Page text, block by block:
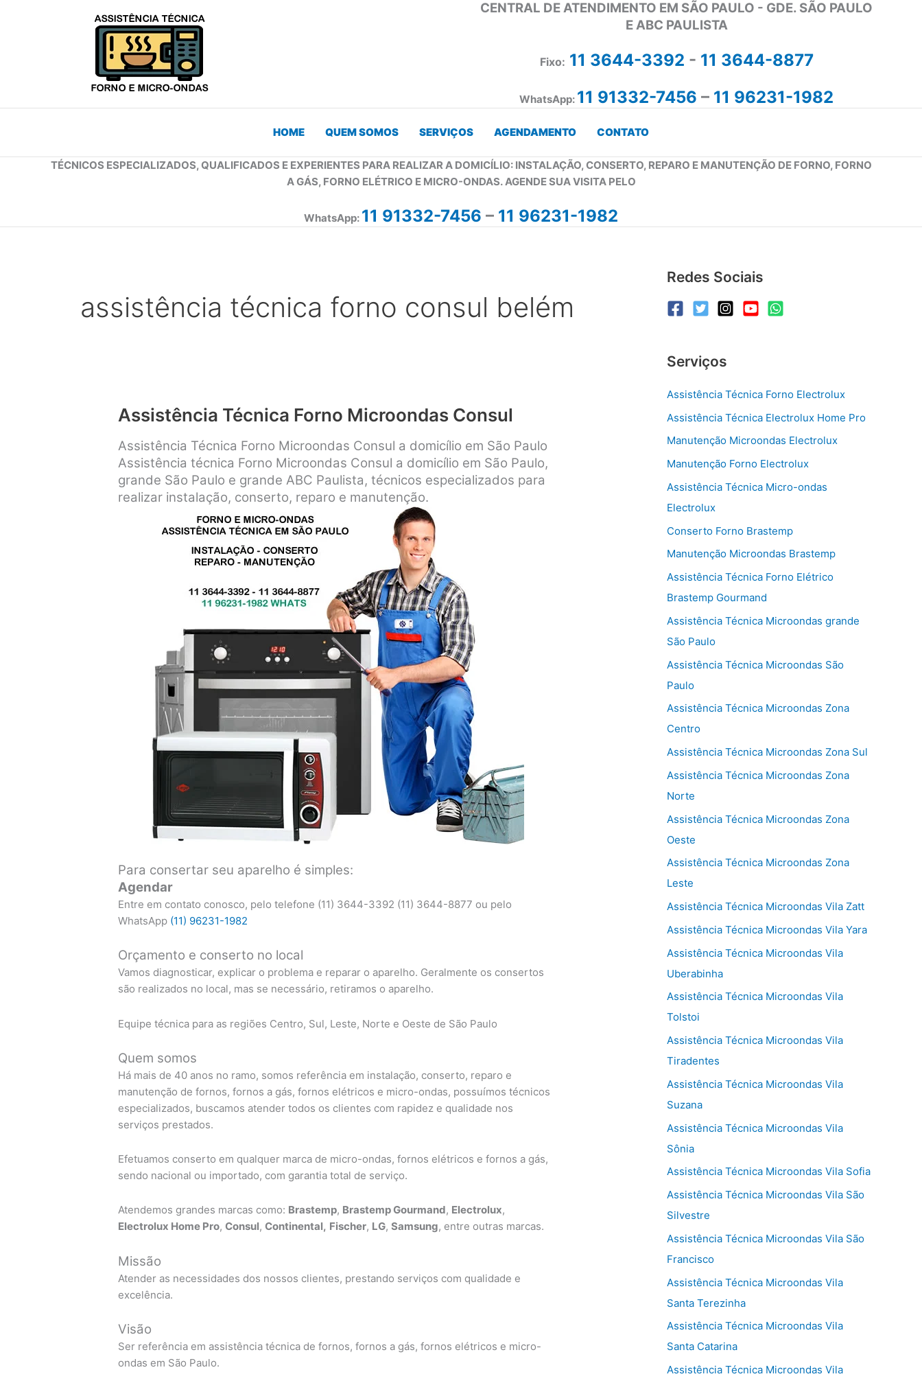
CENTRAL DE ATENDIMENTO EM SÃO PAULO - GDE. SÃO PAULO
E ABC PAULISTA
Fixo: 11 3644-3392 - 11 3644-8877
WhatsApp: 11 91332-7456 – 11 96231-1982
HOME QUEM SOMOS SERVIÇOS AGENDAMENTO CONTATO
TÉCNICOS ESPECIALIZADOS, QUALIFICADOS E EXPERIENTES PARA REALIZAR A DOMICÍLIO: INSTALAÇÃO, CONSERTO, REPARO E MANUTENÇÃO DE FORNO, FORNO
A GÁS, FORNO ELÉTRICO E MICRO-ONDAS. AGENDE SUA VISITA PELO
WhatsApp: 11 91332-7456 – 11 96231-1982
assistência técnica forno consul belém
Assistência Técnica Forno Microondas Consul
Assistência Técnica Forno Microondas Consul a domicílio em São Paulo
Assistência técnica Forno Microondas Consul a domicílio em São Paulo,
grande São Paulo e grande ABC Paulista, técnicos especializados para
realizar instalação, conserto, reparo e manutenção.
Para consertar seu aparelho é simples:
Agendar
Entre em contato conosco, pelo telefone (11) 3644-3392 (11) 3644-8877 ou pelo
WhatsApp (11) 96231-1982
Orçamento e conserto no local
Vamos diagnosticar, explicar o problema e reparar o aparelho. Geralmente os consertos
são realizados no local, mas se necessário, retiramos o aparelho.
Equipe técnica para as regiões Centro, Sul, Leste, Norte e Oeste de São Paulo
Quem somos
Há mais de 40 anos no ramo, somos referência em instalação, conserto, reparo e
manutenção de fornos, fornos a gás, fornos elétricos e micro-ondas, possuímos técnicos
especializados, buscamos atender todos os clientes com rapidez e qualidade nos
serviços prestados.
Efetuamos conserto em qualquer marca de micro-ondas, fornos elétricos e fornos a gás,
sendo nacional ou importado, com garantia total de serviço.
Atendemos grandes marcas como: Brastemp, Brastemp Gourmand, Electrolux,
Electrolux Home Pro,Consul,Continental, Fischer, LG,Samsung, entre outras marcas.
Missão
Atender as necessidades dos nossos clientes, prestando serviços com qualidade e
excelência.
Visão
Ser referência em assistência técnica de fornos, fornos a gás, fornos elétricos e micro-
ondas em São Paulo.
Redes Sociais
Serviços
Assistência Técnica Forno Electrolux
Assistência Técnica Electrolux Home Pro
Manutenção Microondas Electrolux
Manutenção Forno Electrolux
Assistência Técnica Micro-ondas
Electrolux
Conserto Forno Brastemp
Manutenção Microondas Brastemp
Assistência Técnica Forno Elétrico
Brastemp Gourmand
Assistência Técnica Microondas grande
São Paulo
Assistência Técnica Microondas São
Paulo
Assistência Técnica Microondas Zona
Centro
Assistência Técnica Microondas Zona Sul
Assistência Técnica Microondas Zona
Norte
Assistência Técnica Microondas Zona
Oeste
Assistência Técnica Microondas Zona
Leste
Assistência Técnica Microondas Vila Zatt
Assistência Técnica Microondas Vila Yara
Assistência Técnica Microondas Vila
Uberabinha
Assistência Técnica Microondas Vila
Tolstoi
Assistência Técnica Microondas Vila
Tiradentes
Assistência Técnica Microondas Vila
Suzana
Assistência Técnica Microondas Vila
Sônia
Assistência Técnica Microondas Vila Sofia
Assistência Técnica Microondas Vila São
Silvestre
Assistência Técnica Microondas Vila São
Francisco
Assistência Técnica Microondas Vila
Santa Terezinha
Assistência Técnica Microondas Vila
Santa Catarina
Assistência Técnica Microondas Vila